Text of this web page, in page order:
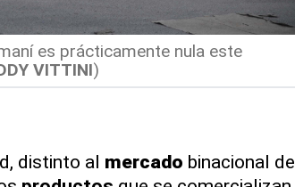
es prácticamente nula este
VITTINI)
distinto al mercado binacional de